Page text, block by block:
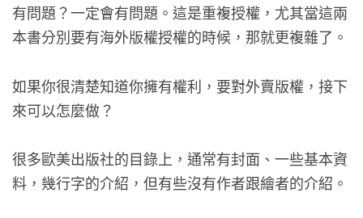
有問題？一定會有問題。這是重複授權，尤其當這兩
本書分別要有海外版權授權的時候，那就更複雜了。
如果你很清楚知道你擁有權利，要對外賣版權，接下
來可以怎麼做？
很多歐美出版社的目錄上，通常有封面、一些基本資
料，幾行字的介紹，但有些沒有作者跟繪者的介紹。